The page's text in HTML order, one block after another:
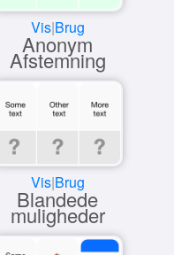
Vis|Brug
Anonym
Afstemning
Vis|Brug
Blandede
muligheder